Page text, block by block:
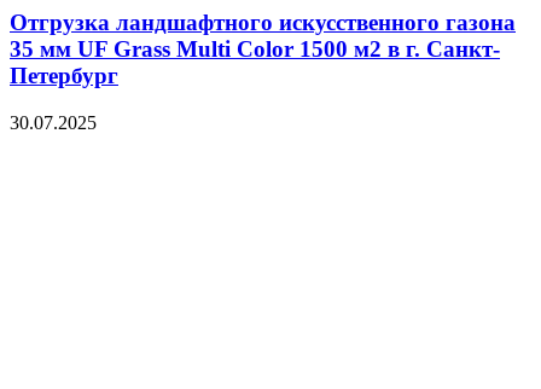
Отгрузка ландшафтного искусственного газона
35 мм UF Grass Multi Color 1500 м2 в г. Санкт-
Петербург
30.07.2025